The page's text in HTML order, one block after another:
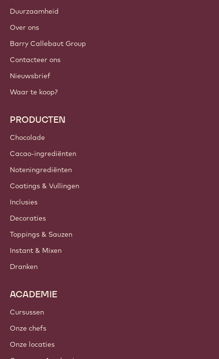
Duurzaamheid
Over ons
Barry Callebaut Group
Contacteer ons
Nieuwsbrief
Waar te koop?
PRODUCTEN
Chocolade
Cacao-ingrediënten
Noteningrediënten
Coatings & Vullingen
Inclusies
Decoraties
Toppings & Sauzen
Instant & Mixen
Dranken
ACADEMIE
Cursussen
Onze chefs
Onze locaties